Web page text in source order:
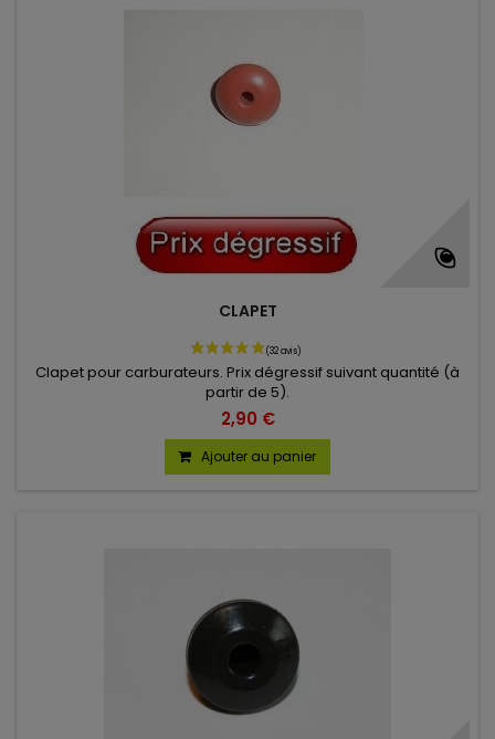
CLAPET
Clapet pour carburateurs. Prix dégressif suivant quantité (à
partir de 5).
2,90 €
Ajouter au panier